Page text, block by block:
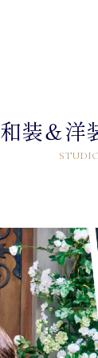
和装＆洋